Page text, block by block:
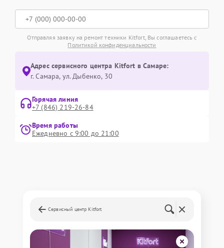
Отправляя заявку на ремонт техники Kitfort, Вы соглашаетесь с
Политикой конфиденциальности
Адрес сервисного центра Kitfort в Самаре:
г. Самара, ул. Дыбенко, 30
Горячая линия
+7 (846) 219-26-84
Время работы
Ежедневно с 9:00 до 21:00
Сервисный центр Kitfort